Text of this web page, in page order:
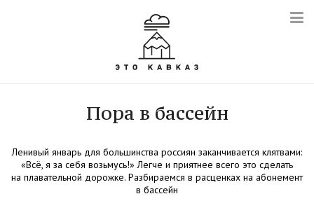
Пора в бассейн
Ленивый январь для большинства россиян заканчивается клятвами:
«Всё, я за себя возьмусь!» Легче и приятнее всего это сделать
на плавательной дорожке. Разбираемся в расценках на абонемент
в бассейн